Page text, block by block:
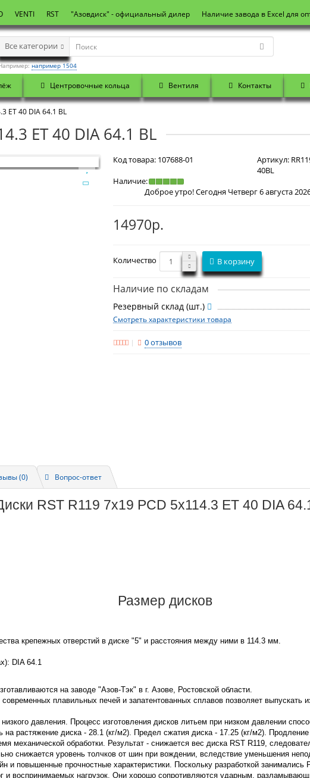
VENTI RST "Азовдиск" - официальный дилер Наличие завода в Excel для
Все категории
например 1504
Центровочные кольца Вентиля Контакты
ET 40 DIA 64.1 BL
ET 40 DIA 64.1 BL
Код товара: 107688-01 Артикул:
40BL
Наличие:
14970р.
Количество В корзину
Наличие по складам
Резервный склад (шт.)
Смотреть характеристики товара
0 отзывов
(0) Вопрос-ответ
RST R119 7x19 PCD 5x114.3 ET 40 DIA
Размер дисков
крепежных отверстий в диске "5" и расстояния между ними в 114.3 мм.
DIA 64.1
на заводе "Азов-Тэк" в г. Азове, Ростовской области.
плавильных печей и запатентованных сплавов позволяет выпускать
давления. Процесс изготовления дисков литьем при низком давлении
на растяжение диска - 28.1 (кг/м2). Предел сжатия диска - 17.25 (кг/м2).
механической обработки. Результат - снижается вес диска RST R119,
снижается уровень толчков от шин при вождении, вследствие уменьшения
повышенные прочностные характеристики. Поскольку разработкой занимались
и воспринимаемых нагрузок. Они хорошо сопротивляются ударным,